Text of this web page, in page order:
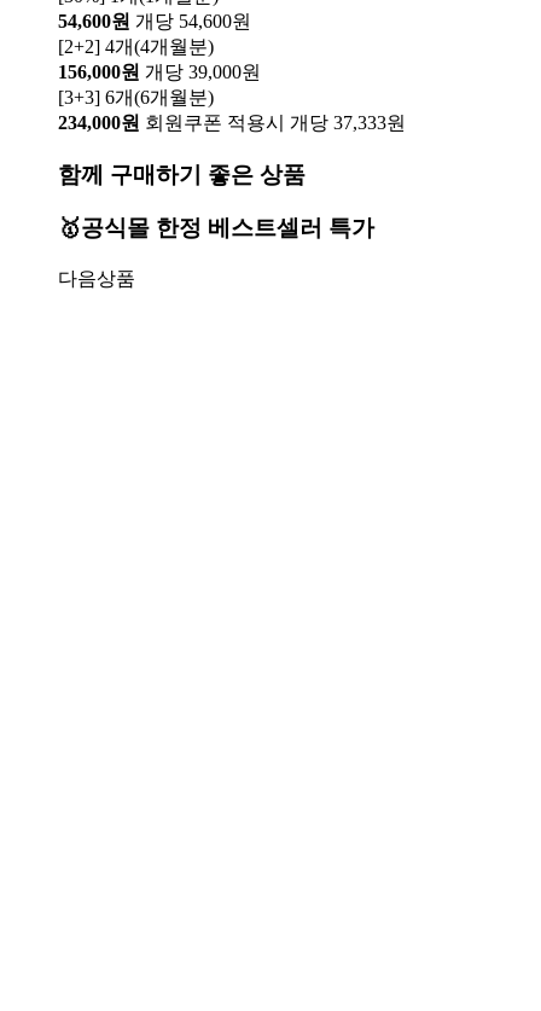
54,600원 개당 54,600원
[2+2] 4개(4개월분)
156,000원 개당 39,000원
[3+3] 6개(6개월분)
234,000원 회원쿠폰 적용시 개당 37,333원
함께 구매하기 좋은 상품
🥇공식몰 한정 베스트셀러 특가
다음상품